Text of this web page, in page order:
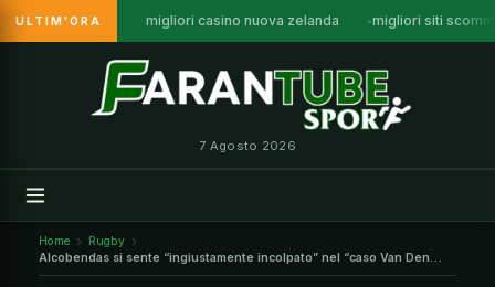
ULTIM'ORA migliori casino nuova zelanda migliori siti
7 Agosto 2026
Home
Rugby
Alcobendas si sente “ingiustamente incolpato” nel “caso Van Den
Berg”